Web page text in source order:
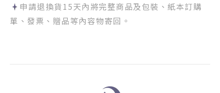
申請退換貨15天內將完整商品及包裝、紙本訂購
單、發票、贈品等內容物寄回。